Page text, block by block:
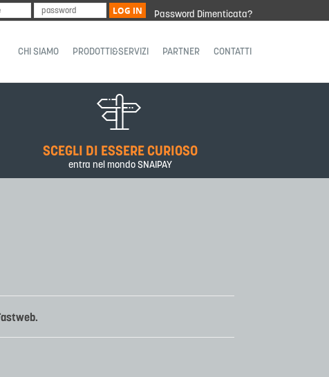
LOG IN Password Dimenticata?
CHI SIAMO PRODOTTI&SERVIZI PARTNER CONTATTI
SCEGLI DI ESSERE CURIOSO
entra nel mondo SNAIPAY